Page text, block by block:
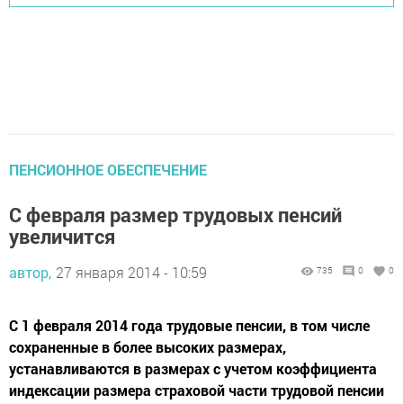
ПЕНСИОННОЕ ОБЕСПЕЧЕНИЕ
С февраля размер трудовых пенсий
увеличится
автор, 27 января 2014 - 10:59 735 0 0
С 1 февраля 2014 года трудовые пенсии, в том числе
сохраненные в более высоких размерах,
устанавливаются в размерах с учетом коэффициента
индексации размера страховой части трудовой пенсии